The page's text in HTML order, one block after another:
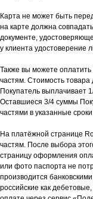
Карта не может быть
на карте должна
документе,
у клиента удостоверение
Также вы можете
частям. Стоимость
Покупатель выплачивает
Оставшиеся 3/4 суммы
частями в указанные
На платёжной странице
частям. После выбора
страницу оформления
или фото паспорта не
производится
российские как